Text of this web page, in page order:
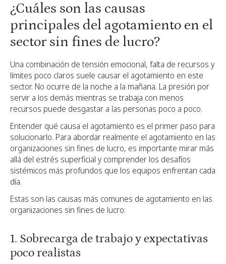
¿Cuáles son las causas
principales del agotamiento en el
sector sin fines de lucro?
Una combinación de tensión emocional, falta de recursos y
límites poco claros suele causar el agotamiento en este
sector. No ocurre de la noche a la mañana. La presión por
servir a los demás mientras se trabaja con menos
recursos puede desgastar a las personas poco a poco.
Entender qué causa el agotamiento es el primer paso para
solucionarlo. Para abordar realmente el agotamiento en las
organizaciones sin fines de lucro, es importante mirar más
allá del estrés superficial y comprender los desafíos
sistémicos más profundos que los equipos enfrentan cada
día.
Estas son las causas más comunes de agotamiento en las
organizaciones sin fines de lucro:
1. Sobrecarga de trabajo y expectativas
poco realistas